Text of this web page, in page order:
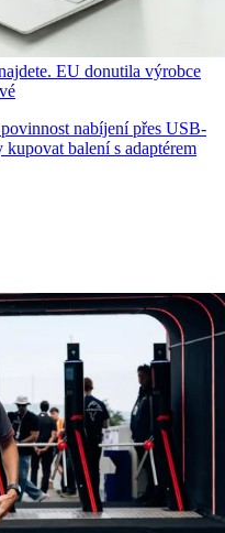
EU donutila výrobce
nabíjení přes USB-
balení s adaptérem